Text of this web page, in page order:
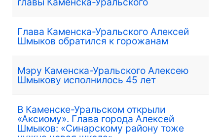
Глава Каменска-Уральского Алексей
Шмыков обратился к горожанам
Мэру Каменска-Уральского Алексею
Шмыкову исполнилось 45 лет
В Каменске-Уральском открыли
«Аксиому». Глава города Алексей
Шмыков: «Синарскому району тоже